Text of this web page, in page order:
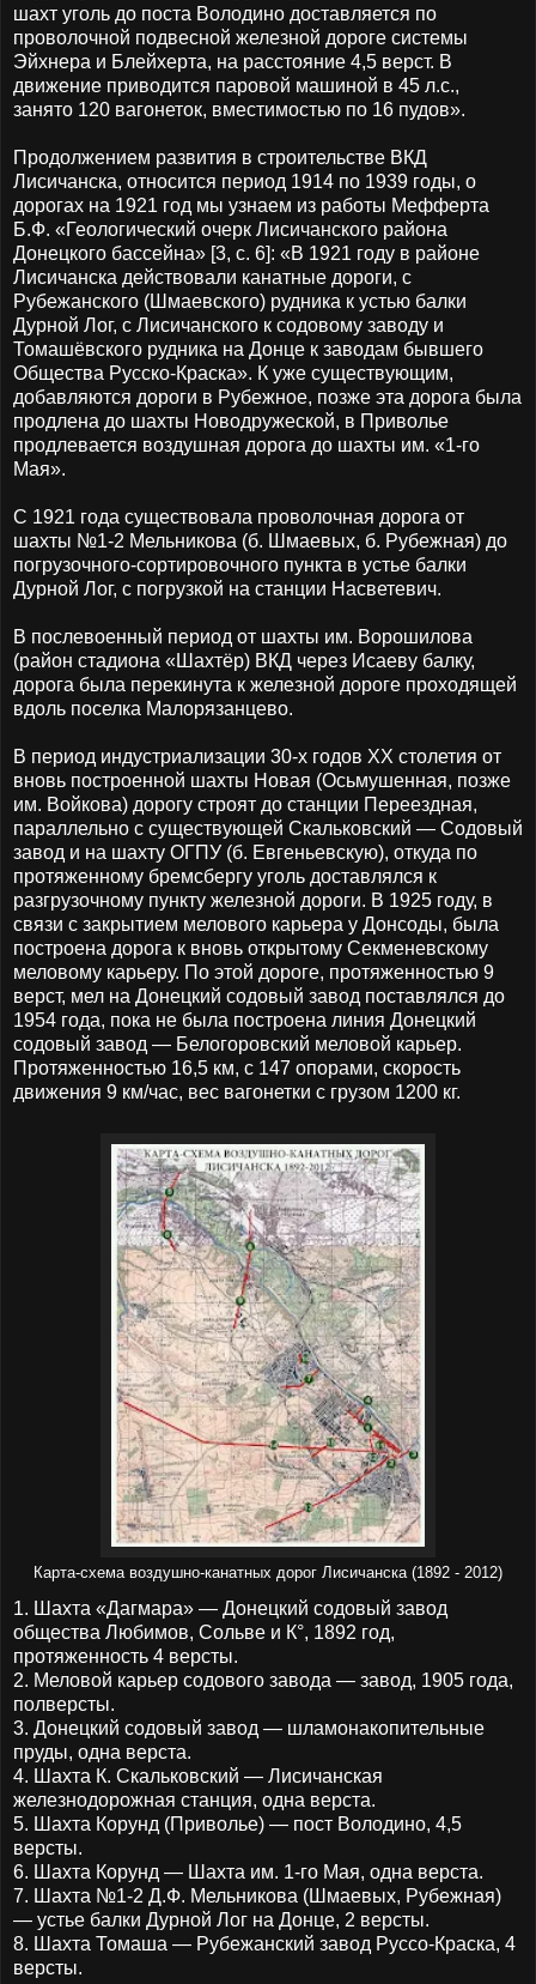
шахт уголь до поста Володино доставляется по
проволочной подвесной железной дороге системы
Эйхнера и Блейхерта, на расстояние 4,5 верст. В
движение приводится паровой машиной в 45 л.с.,
занято 120 вагонеток, вместимостью по 16 пудов».
Продолжением развития в строительстве ВКД
Лисичанска, относится период 1914 по 1939 годы, о
дорогах на 1921 год мы узнаем из работы Мефферта
Б.Ф. «Геологический очерк Лисичанского района
Донецкого бассейна» [3, с. 6]: «В 1921 году в районе
Лисичанска действовали канатные дороги, с
Рубежанского (Шмаевского) рудника к устью балки
Дурной Лог, с Лисичанского к содовому заводу и
Томашёвского рудника на Донце к заводам бывшего
Общества Русско-Краска». К уже существующим,
добавляются дороги в Рубежное, позже эта дорога была
продлена до шахты Новодружеской, в Приволье
продлевается воздушная дорога до шахты им. «1-го
Мая».
С 1921 года существовала проволочная дорога от
шахты №1-2 Мельникова (б. Шмаевых, б. Рубежная) до
погрузочного-сортировочного пункта в устье балки
Дурной Лог, с погрузкой на станции Насветевич.
В послевоенный период от шахты им. Ворошилова
(район стадиона «Шахтёр) ВКД через Исаеву балку,
дорога была перекинута к железной дороге проходящей
вдоль поселка Малорязанцево.
В период индустриализации 30-х годов XX столетия от
вновь построенной шахты Новая (Осьмушенная, позже
им. Войкова) дорогу строят до станции Переездная,
параллельно с существующей Скальковский — Содовый
завод и на шахту ОГПУ (б. Евгеньевскую), откуда по
протяженному бремсбергу уголь доставлялся к
разгрузочному пункту железной дороги. В 1925 году, в
связи с закрытием мелового карьера у Донсоды, была
построена дорога к вновь открытому Секменевскому
меловому карьеру. По этой дороге, протяженностью 9
верст, мел на Донецкий содовый завод поставлялся до
1954 года, пока не была построена линия Донецкий
содовый завод — Белогоровский меловой карьер.
Протяженностью 16,5 км, с 147 опорами, скорость
движения 9 км/час, вес вагонетки с грузом 1200 кг.
Карта-схема воздушно-канатных дорог Лисичанска (1892 - 2012)
1. Шахта «Дагмара» — Донецкий содовый завод
общества Любимов, Сольве и К°, 1892 год,
протяженность 4 версты.
2. Меловой карьер содового завода — завод, 1905 года,
полверсты.
3. Донецкий содовый завод — шламонакопительные
пруды, одна верста.
4. Шахта К. Скальковский — Лисичанская
железнодорожная станция, одна верста.
5. Шахта Корунд (Приволье) — пост Володино, 4,5
версты.
6. Шахта Корунд — Шахта им. 1-го Мая, одна верста.
7. Шахта №1-2 Д.Ф. Мельникова (Шмаевых, Рубежная)
— устье балки Дурной Лог на Донце, 2 версты.
8. Шахта Томаша — Рубежанский завод Руссо-Краска, 4
версты.